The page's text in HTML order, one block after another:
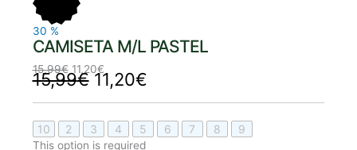
30 %
CAMISETA M/L PASTEL
15,99€ 11,20€
15,99€ 11,20€
10 2 3 4 5 6 7 8 9
This option is required